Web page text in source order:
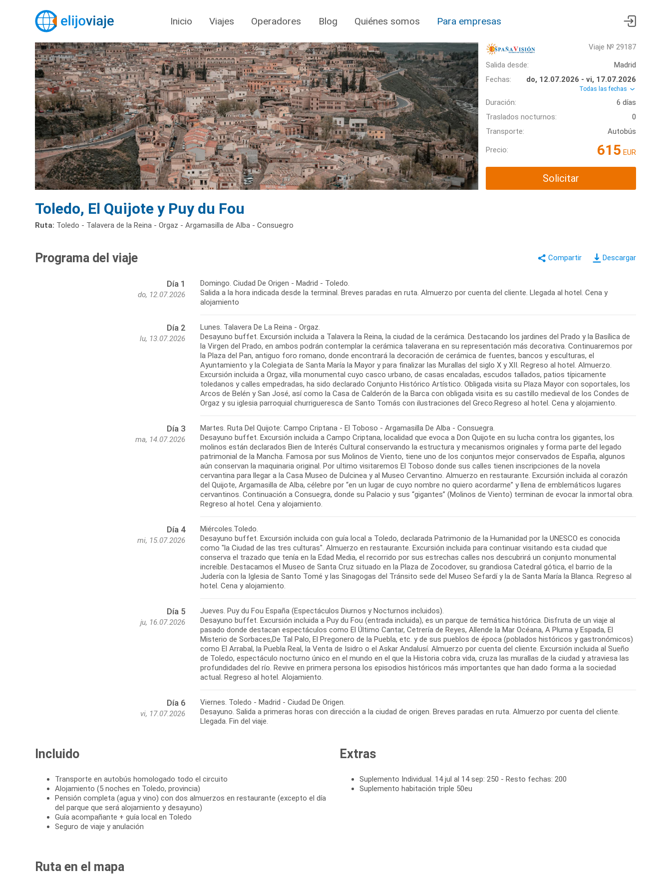
Inicio Viajes Operadores Blog Quiénes somos Para empresas
Viaje № 29187
Salida desde:
Madrid
Fechas:
do, 12.07.2026 - vi, 17.07.2026
Todas las fechas
Duración:
6 días
Traslados nocturnos:
0
Transporte:
Autobús
Precio: 615 EUR
Solicitar
Toledo, El Quijote y Puy du Fou
Ruta: Toledo - Talavera de la Reina - Orgaz - Argamasilla de Alba - Consuegro
Descargar
Programa del viaje
Día 1
do, 12.07.2026
Domingo. Ciudad De Origen - Madrid - Toledo.
Salida a la hora indicada desde la terminal. Breves paradas en ruta. Almuerzo por cuenta del cliente. Llegada al hotel. Cena y
alojamiento
Día 2
lu, 13.07.2026
Lunes. Talavera De La Reina - Orgaz.
Desayuno buffet. Excursión incluida a Talavera la Reina, la ciudad de la cerámica. Destacando los jardines del Prado y la Basílica de
la Virgen del Prado, en ambos podrán contemplar la cerámica talaverana en su representación más decorativa. Continuaremos por
la Plaza del Pan, antiguo foro romano, donde encontrará la decoración de cerámica de fuentes, bancos y esculturas, el
Ayuntamiento y la Colegiata de Santa María la Mayor y para finalizar las Murallas del siglo X y XII. Regreso al hotel. Almuerzo.
Excursión incluida a Orgaz, villa monumental cuyo casco urbano, de casas encaladas, escudos tallados, patios típicamente
toledanos y calles empedradas, ha sido declarado Conjunto Histórico Artístico. Obligada visita su Plaza Mayor con soportales, los
Arcos de Belén y San José, así como la Casa de Calderón de la Barca con obligada visita es su castillo medieval de los Condes de
Día 3
ma, 14.07.2026
Martes. Ruta Del Quijote: Campo Criptana - El Toboso - Argamasilla De Alba - Consuegra.
Desayuno buffet. Excursión incluida a Campo Criptana, localidad que evoca a Don Quijote en su lucha contra los gigantes, los
molinos están declarados Bien de Interés Cultural conservando la estructura y mecanismos originales y forma parte del legado
patrimonial de la Mancha. Famosa por sus Molinos de Viento, tiene uno de los conjuntos mejor conservados de España, algunos
aún conservan la maquinaria original. Por ultimo visitaremos El Toboso donde sus calles tienen inscripciones de la novela
cervantina para llegar a la Casa Museo de Dulcinea y al Museo Cervantino. Almuerzo en restaurante. Excursión incluida al corazón
del Quijote, Argamasilla de Alba, célebre por “en un lugar de cuyo nombre no quiero acordarme” y llena de emblemáticos lugares
cervantinos. Continuación a Consuegra, donde su Palacio y sus “gigantes” (Molinos de Viento) terminan de evocar la inmortal obra.
Día 4
mi, 15.07.2026
Miércoles.Toledo.
Desayuno buffet. Excursión incluida con guía local a Toledo, declarada Patrimonio de la Humanidad por la UNESCO es conocida
como "la Ciudad de las tres culturas". Almuerzo en restaurante. Excursión incluida para continuar visitando esta ciudad que
conserva el trazado que tenía en la Edad Media, el recorrido por sus estrechas calles nos descubrirá un conjunto monumental
increíble. Destacamos el Museo de Santa Cruz situado en la Plaza de Zocodover, su grandiosa Catedral gótica, el barrio de la
Judería con la Iglesia de Santo Tomé y las Sinagogas del Tránsito sede del Museo Sefardí y la de Santa María la Blanca. Regreso al
Día 5
ju, 16.07.2026
Jueves. Puy du Fou España (Espectáculos Diurnos y Nocturnos incluidos).
Desayuno buffet. Excursión incluida a Puy du Fou (entrada incluida), es un parque de temática histórica. Disfruta de un viaje al
pasado donde destacan espectáculos como El Último Cantar, Cetrería de Reyes, Allende la Mar Océana, A Pluma y Espada, El
Misterio de Sorbaces,De Tal Palo, El Pregonero de la Puebla, etc. y de sus pueblos de época (poblados históricos y gastronómicos)
como El Arrabal, la Puebla Real, la Venta de Isidro o el Askar Andalusí. Almuerzo por cuenta del cliente. Excursión incluida al Sueño
de Toledo, espectáculo nocturno único en el mundo en el que la Historia cobra vida, cruza las murallas de la ciudad y atraviesa las
profundidades del río. Revive en primera persona los episodios históricos más importantes que han dado forma a la sociedad
Día 6
vi, 17.07.2026
Viernes. Toledo - Madrid - Ciudad De Origen.
Desayuno. Salida a primeras horas con dirección a la ciudad de origen. Breves paradas en ruta. Almuerzo por cuenta del cliente.
Llegada. Fin del viaje.
Incluido
Transporte en autobús homologado todo el circuito
Alojamiento (5 noches en Toledo, provincia)
Pensión completa (agua y vino) con dos almuerzos en restaurante (excepto el día
del parque que será alojamiento y desayuno)
Guía acompañante + guía local en Toledo
Seguro de viaje y anulación
Extras
Suplemento Individual. 14 jul al 14 sep: 250 - Resto fechas: 200
Suplemento habitación triple 50eu
Ruta en el mapa